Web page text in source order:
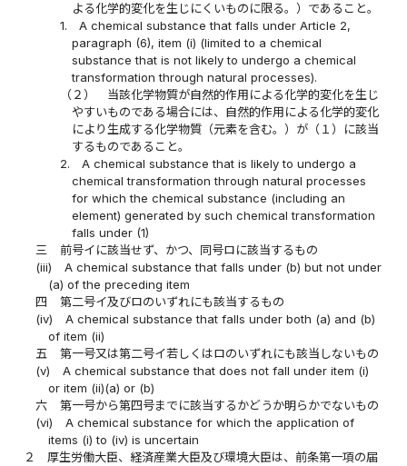
よる化学的変化を生じにくいものに限る。）であること。
1.
A chemical substance that falls under Article 2,
paragraph (6), item (i) (limited to a chemical
substance that is not likely to undergo a chemical
transformation through natural processes).
（２）
当該化学物質が自然的作用による化学的変化を生じ
やすいものである場合には、自然的作用による化学的変化
により生成する化学物質（元素を含む。）が（１）に該当
するものであること。
2.
A chemical substance that is likely to undergo a
chemical transformation through natural processes
for which the chemical substance (including an
element) generated by such chemical transformation
falls under (1)
三
前号イに該当せず、かつ、同号ロに該当するもの
(iii)
A chemical substance that falls under (b) but not under
(a) of the preceding item
四
第二号イ及びロのいずれにも該当するもの
(iv)
A chemical substance that falls under both (a) and (b)
of item (ii)
五
第一号又は第二号イ若しくはロのいずれにも該当しないもの
(v)
A chemical substance that does not fall under item (i)
or item (ii)(a) or (b)
六
第一号から第四号までに該当するかどうか明らかでないもの
(vi)
A chemical substance for which the application of
items (i) to (iv) is uncertain
２
厚生労働大臣、経済産業大臣及び環境大臣は、前条第一項の届